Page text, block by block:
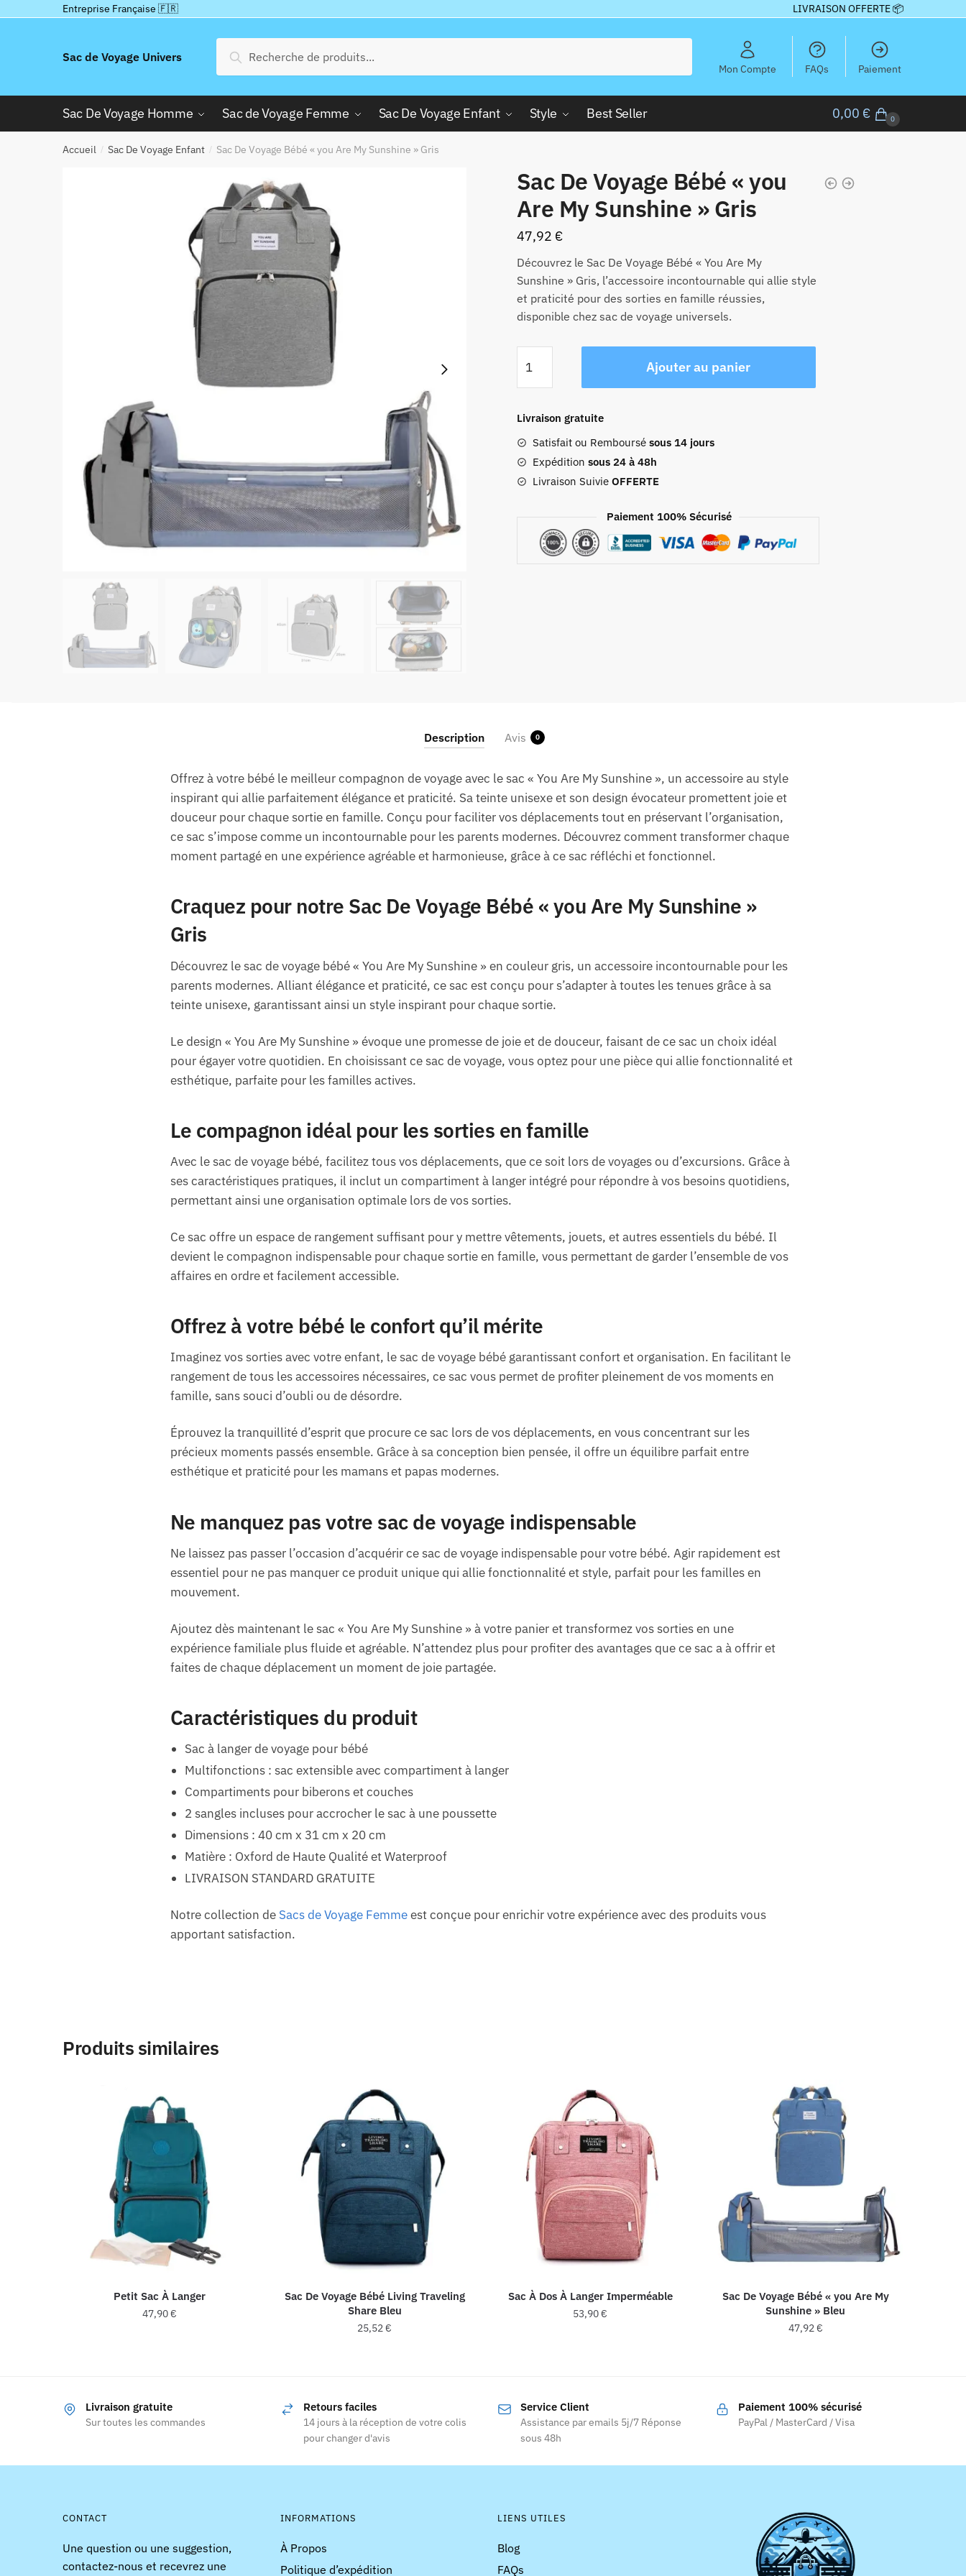
Entreprise Française 🇫🇷 LIVRAISON OFFERTE 📦
Sac de Voyage Univers
pour :
Recherche
Mon Compte FAQs Paiement
Sac De Voyage Homme Sac de Voyage Femme Sac De Voyage Enfant Style Best Seller 0,00 € 0
Accueil / Sac De Voyage Enfant / Sac De Voyage Bébé « you Are My Sunshine » Gris
Sac De Voyage Bébé « you
Are My Sunshine » Gris
47,92 €
Découvrez le Sac De Voyage Bébé « You Are My
Sunshine » Gris, l’accessoire incontournable qui allie style
et praticité pour des sorties en famille réussies,
disponible chez sac de voyage universels.
de
Sac
Voyage
Bébé
"you
Are
Ajouter au panier
Livraison gratuite
Satisfait ou Remboursé sous 14 jours
Expédition sous 24 à 48h
Livraison Suivie OFFERTE
Paiement 100% Sécurisé
Description Avis 0
Offrez à votre bébé le meilleur compagnon de voyage avec le sac « You Are My Sunshine », un accessoire au style
inspirant qui allie parfaitement élégance et praticité. Sa teinte unisexe et son design évocateur promettent joie et
douceur pour chaque sortie en famille. Conçu pour faciliter vos déplacements tout en préservant l’organisation,
ce sac s’impose comme un incontournable pour les parents modernes. Découvrez comment transformer chaque
moment partagé en une expérience agréable et harmonieuse, grâce à ce sac réfléchi et fonctionnel.
Craquez pour notre Sac De Voyage Bébé « you Are My Sunshine »
Gris
Découvrez le sac de voyage bébé « You Are My Sunshine » en couleur gris, un accessoire incontournable pour les
parents modernes. Alliant élégance et praticité, ce sac est conçu pour s’adapter à toutes les tenues grâce à sa
teinte unisexe, garantissant ainsi un style inspirant pour chaque sortie.
Le design « You Are My Sunshine » évoque une promesse de joie et de douceur, faisant de ce sac un choix idéal
pour égayer votre quotidien. En choisissant ce sac de voyage, vous optez pour une pièce qui allie fonctionnalité et
esthétique, parfaite pour les familles actives.
Le compagnon idéal pour les sorties en famille
Avec le sac de voyage bébé, facilitez tous vos déplacements, que ce soit lors de voyages ou d’excursions. Grâce à
ses caractéristiques pratiques, il inclut un compartiment à langer intégré pour répondre à vos besoins quotidiens,
permettant ainsi une organisation optimale lors de vos sorties.
Ce sac offre un espace de rangement suffisant pour y mettre vêtements, jouets, et autres essentiels du bébé. Il
devient le compagnon indispensable pour chaque sortie en famille, vous permettant de garder l’ensemble de vos
affaires en ordre et facilement accessible.
Offrez à votre bébé le confort qu’il mérite
Imaginez vos sorties avec votre enfant, le sac de voyage bébé garantissant confort et organisation. En facilitant le
rangement de tous les accessoires nécessaires, ce sac vous permet de profiter pleinement de vos moments en
famille, sans souci d’oubli ou de désordre.
Éprouvez la tranquillité d’esprit que procure ce sac lors de vos déplacements, en vous concentrant sur les
précieux moments passés ensemble. Grâce à sa conception bien pensée, il offre un équilibre parfait entre
esthétique et praticité pour les mamans et papas modernes.
Ne manquez pas votre sac de voyage indispensable
Ne laissez pas passer l’occasion d’acquérir ce sac de voyage indispensable pour votre bébé. Agir rapidement est
essentiel pour ne pas manquer ce produit unique qui allie fonctionnalité et style, parfait pour les familles en
mouvement.
Ajoutez dès maintenant le sac « You Are My Sunshine » à votre panier et transformez vos sorties en une
expérience familiale plus fluide et agréable. N’attendez plus pour profiter des avantages que ce sac a à offrir et
faites de chaque déplacement un moment de joie partagée.
Caractéristiques du produit
Sac à langer de voyage pour bébé
Multifonctions : sac extensible avec compartiment à langer
Compartiments pour biberons et couches
2 sangles incluses pour accrocher le sac à une poussette
Dimensions : 40 cm x 31 cm x 20 cm
Matière : Oxford de Haute Qualité et Waterproof
LIVRAISON STANDARD GRATUITE
Notre collection de Sacs de Voyage Femmeest conçue pour enrichir votre expérience avec des produits vous
apportant satisfaction.
Produits similaires
Petit Sac À Langer
47,90€
variations.
Les
peuvent
page
Sac De Voyage Bébé Living Traveling
Share Bleu
25,52€
Sac À Dos À Langer Imperméable
53,90€
Les
peuvent
Sac De Voyage Bébé « you Are My
Sunshine » Bleu
47,92€
Livraison gratuite
Sur toutes les commandes
Retours faciles
14 jours à la réception de votre colis
pour changer d'avis
Service Client
Assistance par emails 5j/7 Réponse
sous 48h
Paiement 100% sécurisé
PayPal / MasterCard / Visa
CONTACT
Une question ou une suggestion,
contactez-nous et recevrez une
INFORMATIONS
À Propos
Politique d’expédition
LIENS UTILES
Blog
FAQs